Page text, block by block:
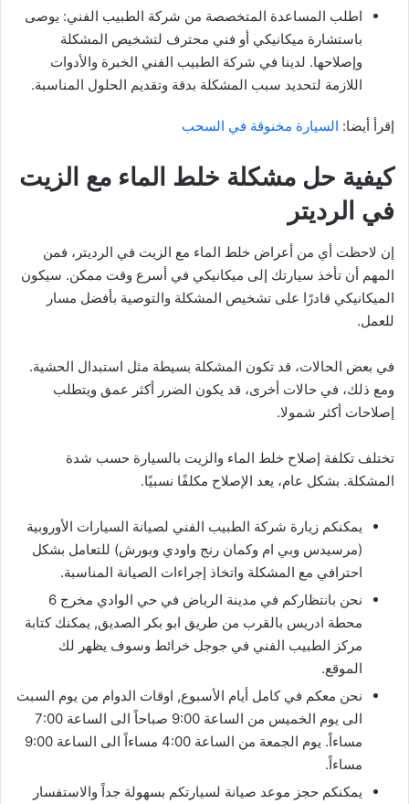
اطلب المساعدة المتخصصة من شركة الطبيب الفني: يوصى
باستشارة ميكانيكي أو فني محترف لتشخيص المشكلة
وإصلاحها. لدينا في شركة الطبيب الفني الخبرة والأدوات
اللازمة لتحديد سبب المشكلة بدقة وتقديم الحلول المناسبة.
إقرأ أيضا: السيارة مخنوقة في السحب
كيفية حل مشكلة خلط الماء مع الزيت
في الرديتر
إن لاحظت أي من أعراض خلط الماء مع الزيت في الرديتر، فمن
المهم أن تأخذ سيارتك إلى ميكانيكي في أسرع وقت ممكن. سيكون
الميكانيكي قادرًا على تشخيص المشكلة والتوصية بأفضل مسار
للعمل.
في بعض الحالات، قد تكون المشكلة بسيطة مثل استبدال الحشية.
ومع ذلك، في حالات أخرى، قد يكون الضرر أكثر عمق ويتطلب
إصلاحات أكثر شمولا.
تختلف تكلفة إصلاح خلط الماء والزيت بالسيارة حسب شدة
المشكلة. بشكل عام، يعد الإصلاح مكلفًا نسبيًا.
يمكنكم زيارة شركة الطبيب الفني لصيانة السيارات الأوروبية
(مرسيدس وبي ام وكمان رنج واودي وبورش) للتعامل بشكل
احترافي مع المشكلة واتخاذ إجراءات الصيانة المناسبة.
نحن بانتظاركم في مدينة الرياض في حي الوادي مخرج 6
محطة ادريس بالقرب من طريق ابو بكر الصديق, يمكنك كتابة
مركز الطبيب الفني في جوجل خرائط وسوف يظهر لك
الموقع.
نحن معكم في كامل أيام الأسبوع, اوقات الدوام من يوم السبت
الى يوم الخميس من الساعة 9:00 صباحاً الى الساعة 7:00
مساءاً. يوم الجمعة من الساعة 4:00 مساءاً الى الساعة 9:00
مساءاً.
يمكنكم حجز موعد صيانة لسيارتكم بسهولة جداً والاستفسار